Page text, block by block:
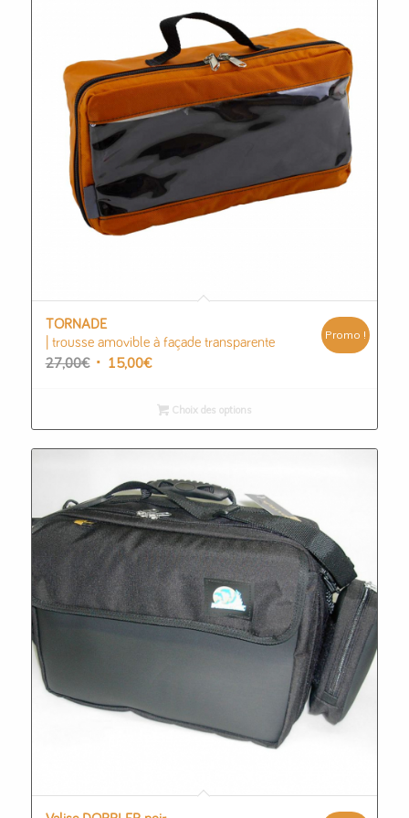
TORNADE
| trousse amovible à façade transparente
27,00€ Le
était :
27,00€.
15,00€Le
actuel
est :
15,00€.
Promo !
Choix des options